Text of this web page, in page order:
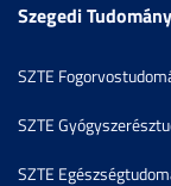
Szegedi
SZTE
SZTE
SZTE